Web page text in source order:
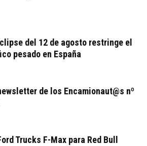
del 12 de agosto restringe el
pesado en España
de los Encamionaut@s nº
Trucks F-Max para Red Bull